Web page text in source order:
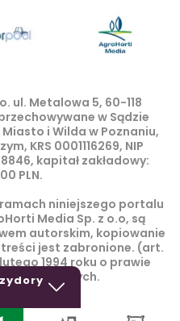
ul. Metalowa 5, 60-118
w Sądzie
i Wilda w Poznaniu,
KRS 0001116269, NIP
kapitał zakładowy:
PLN.
niniejszego portalu
Media Sp. z o.o, są
autorskim, kopiowanie
jest zabronione. (art.
1994 roku o prawie
pokrewnych.